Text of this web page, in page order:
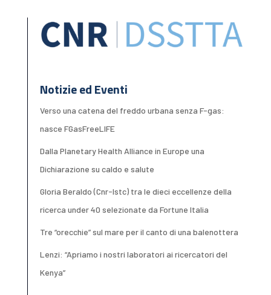
Notizie ed Eventi
Verso una catena del freddo urbana senza F-gas:
nasce FGasFreeLIFE
Dalla Planetary Health Alliance in Europe una
Dichiarazione su caldo e salute
Gloria Beraldo (Cnr-Istc) tra le dieci eccellenze della
ricerca under 40 selezionate da Fortune Italia
Tre “orecchie” sul mare per il canto di una balenottera
Lenzi: “Apriamo i nostri laboratori ai ricercatori del
Kenya”